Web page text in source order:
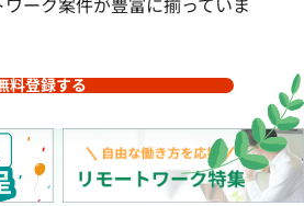
ーク案件が豊富に揃っていま
料登録する